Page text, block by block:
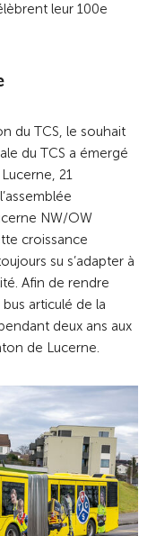
leur 100e
du TCS, le souhait
du TCS a émergé
21
NW/OW
croissance
su s’adapter à
Afin de rendre
articulé de la
deux ans aux
de Lucerne.